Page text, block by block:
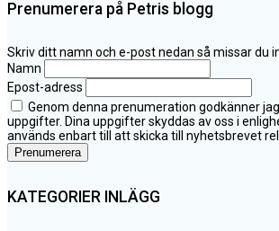
Prenumerera på Petris blogg
Skriv ditt namn och e-post nedan så missar du
Namn
Epost-adress
Genom denna prenumeration godkänner
uppgifter. Dina uppgifter skyddas av oss i
används enbart till att skicka till nyhetsbrevet
KATEGORIER INLÄGG